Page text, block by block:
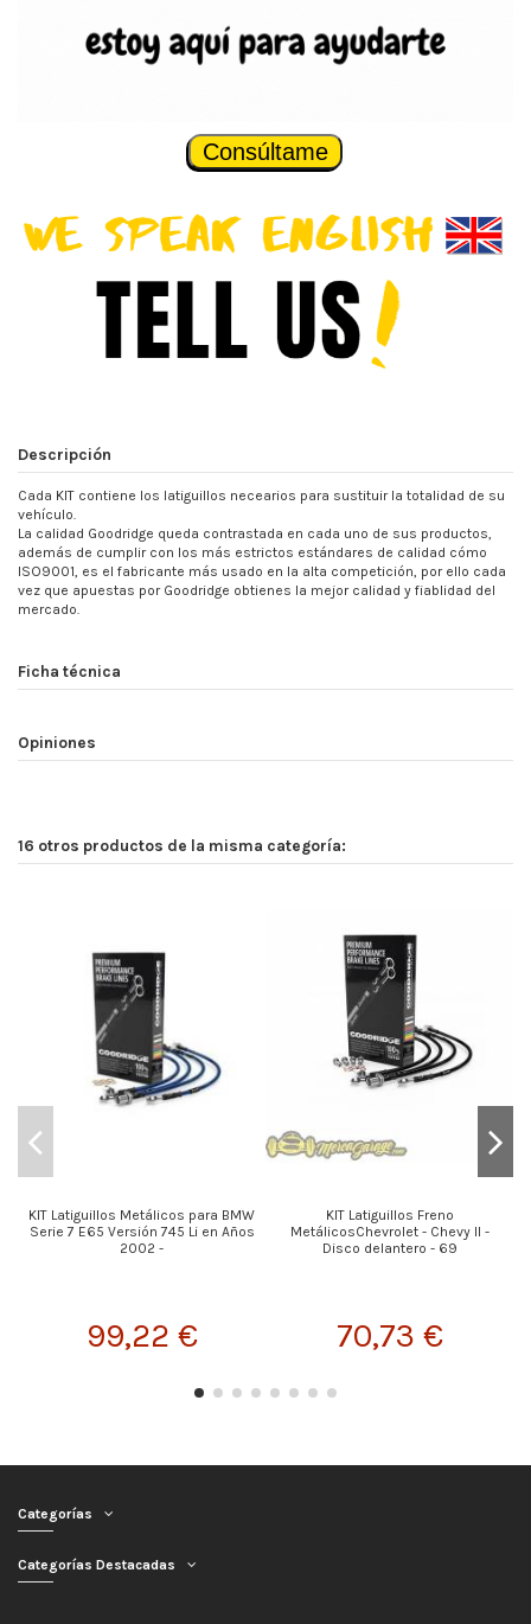
Consúltame
Descripción
Cada KIT contiene los latiguillos necearios para sustituir la totalidad de su
vehículo.
La calidad Goodridge queda contrastada en cada uno de sus productos,
además de cumplir con los más estrictos estándares de calidad cómo
ISO9001, es el fabricante más usado en la alta competición, por ello cada
vez que apuestas por Goodridge obtienes la mejor calidad y fiablidad del
mercado.
Ficha técnica
Opiniones
16 otros productos de la misma categoría:
KIT Latiguillos Metálicos para BMW
Serie 7 E65 Versión 745 Li en Años
2002 -
99,22 €
KIT Latiguillos Freno
MetálicosChevrolet - Chevy II -
Disco delantero - 69
70,73 €
Categorías
Categorías Destacadas